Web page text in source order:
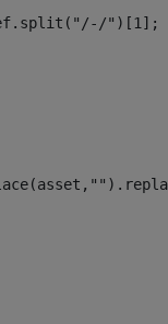
")[1];